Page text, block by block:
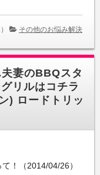
その他のお悩み解決
妻のBBQスタ
リルはコチラ
) ロードトリッ
！（2014/04/26）